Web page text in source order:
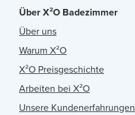
Über X²O Badezimmer
Über uns
Warum X²O
X²O Preisgeschichte
Arbeiten bei X²O
Unsere Kundenerfahrungen